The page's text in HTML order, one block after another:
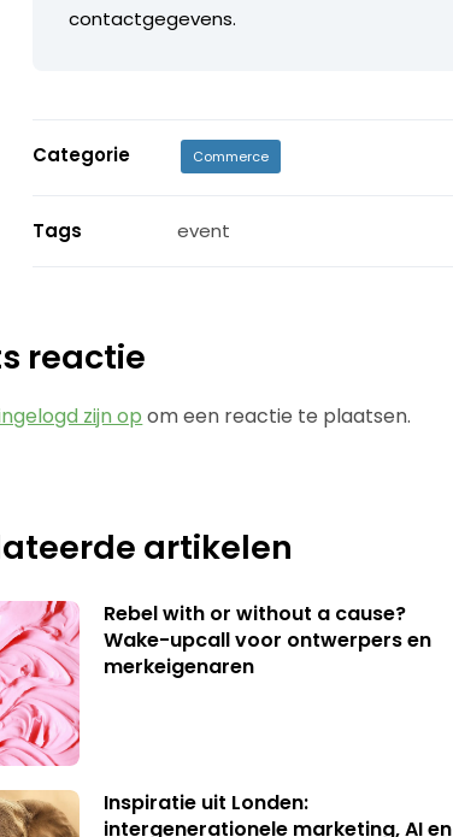
contactgegevens.
Categorie Commerce
Tags event
reactie
zijn op om een reactie te plaatsen.
artikelen
Rebel with or without a cause?
Wake-upcall voor ontwerpers en
merkeigenaren
Inspiratie uit Londen:
intergenerationele marketing, AI en